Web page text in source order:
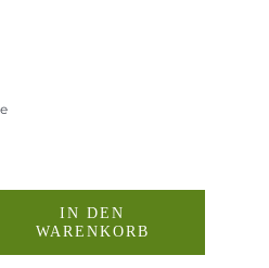
IN DEN
WARENKORB